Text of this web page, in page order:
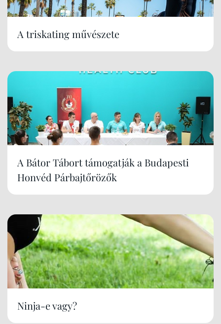
A triskating művészete
A Bátor Tábort támogatják a Budapesti
Honvéd Párbajtőrözők
Ninja-e vagy?